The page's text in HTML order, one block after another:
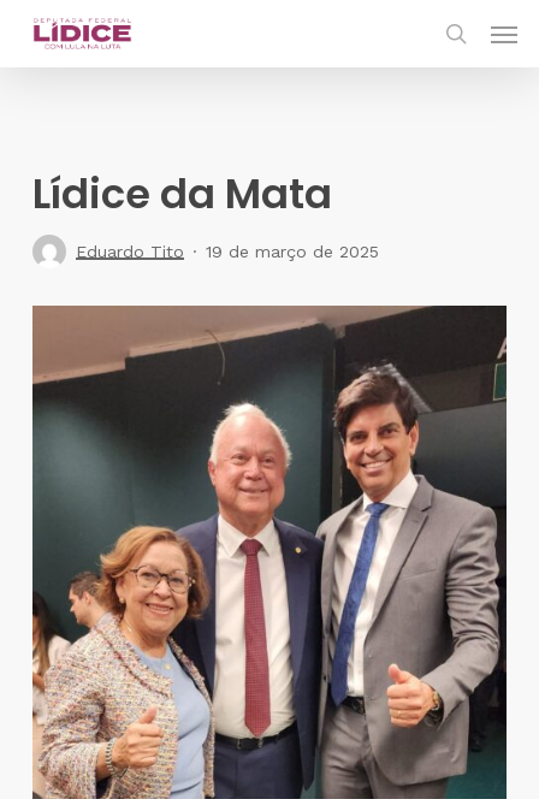
Skip
Lídice da Mata
Eduardo Tito 19 de março de 2025